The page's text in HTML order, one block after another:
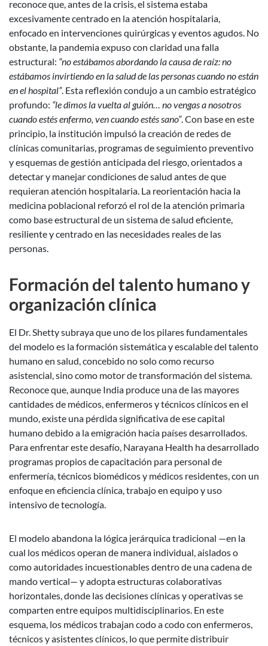
reconoce que, antes de la crisis, el sistema estaba
excesivamente centrado en la atención hospitalaria,
enfocado en intervenciones quirúrgicas y eventos agudos. No
obstante, la pandemia expuso con claridad una falla
estructural: “no estábamos abordando la causa de raíz: no
estábamos invirtiendo en la salud de las personas cuando no están
en el hospital”. Esta reflexión condujo a un cambio estratégico
profundo: “le dimos la vuelta al guión… no vengas a nosotros
cuando estés enfermo, ven cuando estés sano”. Con base en este
principio, la institución impulsó la creación de redes de
clínicas comunitarias, programas de seguimiento preventivo
y esquemas de gestión anticipada del riesgo, orientados a
detectar y manejar condiciones de salud antes de que
requieran atención hospitalaria. La reorientación hacia la
medicina poblacional reforzó el rol de la atención primaria
como base estructural de un sistema de salud eficiente,
resiliente y centrado en las necesidades reales de las
personas.
Formación del talento humano y
organización clínica
El Dr. Shetty subraya que uno de los pilares fundamentales
del modelo es la formación sistemática y escalable del talento
humano en salud, concebido no solo como recurso
asistencial, sino como motor de transformación del sistema.
Reconoce que, aunque India produce una de las mayores
cantidades de médicos, enfermeros y técnicos clínicos en el
mundo, existe una pérdida significativa de ese capital
humano debido a la emigración hacia países desarrollados.
Para enfrentar este desafío, Narayana Health ha desarrollado
programas propios de capacitación para personal de
enfermería, técnicos biomédicos y médicos residentes, con un
enfoque en eficiencia clínica, trabajo en equipo y uso
intensivo de tecnología.
El modelo abandona la lógica jerárquica tradicional —en la
cual los médicos operan de manera individual, aislados o
como autoridades incuestionables dentro de una cadena de
mando vertical— y adopta estructuras colaborativas
horizontales, donde las decisiones clínicas y operativas se
comparten entre equipos multidisciplinarios. En este
esquema, los médicos trabajan codo a codo con enfermeros,
técnicos y asistentes clínicos, lo que permite distribuir